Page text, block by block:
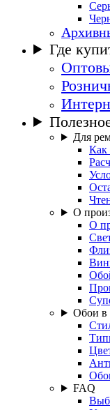
Где
Для
Как
О
О
Обои в
FAQ